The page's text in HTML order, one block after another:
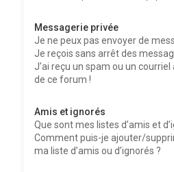
Messagerie privée
Je ne peux pas envoyer de
Je reçois sans arrêt des
J’ai reçu un spam ou un
de ce forum !
Amis et ignorés
Que sont mes listes d’amis et
Comment puis-je ajouter/
ma liste d’amis ou d’ignorés ?